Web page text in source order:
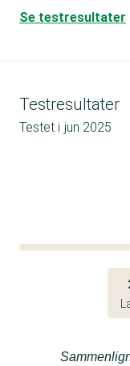
Se testresultater
Testresultater
Testet i jun 2025